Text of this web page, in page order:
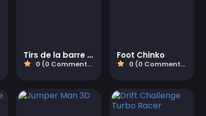
Tirs de la barre transversale
0 (0 Commentaires)
Foot Chinko
0 (0 Commentaires)